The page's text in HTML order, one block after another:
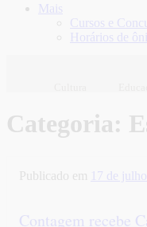
Mais
Cursos e
Horários de
Categoria:
Publicado em 17 de
Contagem recebe